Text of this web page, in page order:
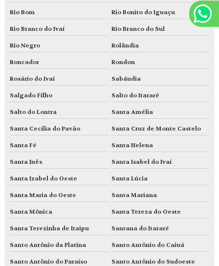
Rio Bom Rio Bonito do Iguaçu
Rio Branco do Ivaí Rio Branco do Sul
Rio Negro Rolândia
Roncador Rondon
Rosário do Ivaí Sabáudia
Salgado Filho Salto do Itararé
Salto do Lontra Santa Amélia
Santa Cecília do Pavão Santa Cruz de Monte Castelo
Santa Fé Santa Helena
Santa Inês Santa Isabel do Ivaí
Santa Izabel do Oeste Santa Lúcia
Santa Maria do Oeste Santa Mariana
Santa Mônica Santa Tereza do Oeste
Santa Terezinha de Itaipu Santana do Itararé
Santo Antônio da Platina Santo Antônio do Caiuá
Santo Antônio do Paraíso Santo Antônio do Sudoeste